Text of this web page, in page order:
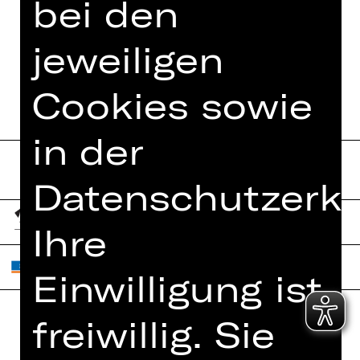
TEAM
TERMINE UND BESETZUNG
Home
Jobs
bei den
jeweiligen
Cookies sowie
in der
Ihre
Einwilligung ist
freiwillig. Sie